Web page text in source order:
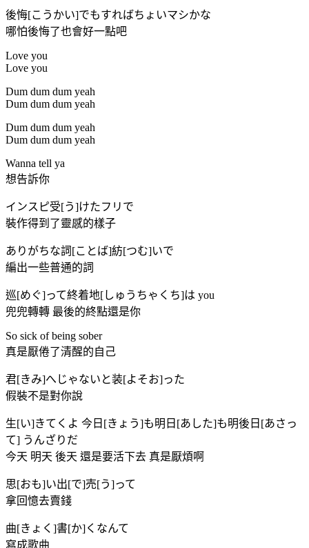
後悔[こうかい]でもすればちょいマシかな
哪怕後悔了也會好一點吧
Love you
Love you
Dum dum dum yeah
Dum dum dum yeah
Dum dum dum yeah
Dum dum dum yeah
Wanna tell ya
想告訴你
インスピ受[う]けたフリで
裝作得到了靈感的樣子
ありがちな詞[ことば]紡[つむ]いで
編出一些普通的詞
巡[めぐ]って終着地[しゅうちゃくち]は you
兜兜轉轉 最後的終點還是你
So sick of being sober
真是厭倦了清醒的自己
君[きみ]へじゃないと装[よそお]った
假裝不是對你說
生[い]きてくよ 今日[きょう]も明日[あした]も明後日[あさっ
て] うんざりだ
今天 明天 後天 還是要活下去 真是厭煩啊
思[おも]い出[で]売[う]って
拿回憶去賣錢
曲[きょく]書[か]くなんて
寫成歌曲